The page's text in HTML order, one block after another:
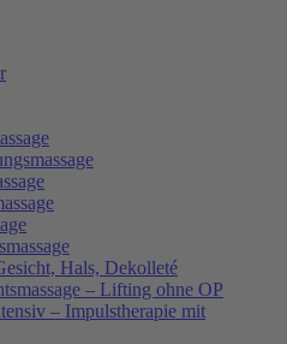
Hals, Dekolleté
– Lifting ohne OP
– Impulstherapie mit